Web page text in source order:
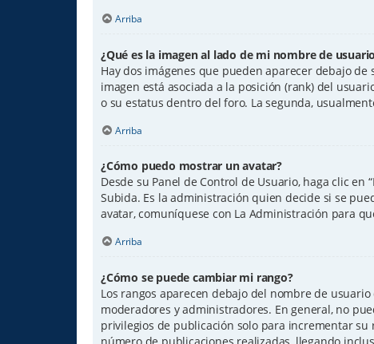
Arriba
¿Qué es la imagen al lado de mi nombre de
Hay dos imágenes que pueden aparecer debajo
imagen está asociada a la posición (rank) del
o su estatus dentro del foro. La segunda,
Arriba
¿Cómo puedo mostrar un avatar?
Desde su Panel de Control de Usuario, haga clic
Subida. Es la administración quien decide si se
avatar, comuníquese con La Administración para
Arriba
¿Cómo se puede cambiar mi rango?
Los rangos aparecen debajo del nombre de
moderadores y administradores. En general, no
privilegios de publicación solo para incrementar